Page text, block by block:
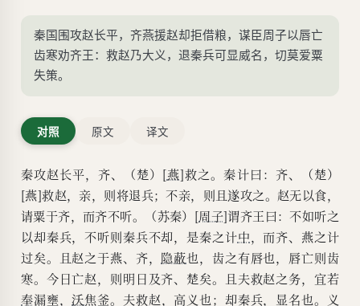
秦国围攻赵长平，齐燕援赵却拒借粮，谋臣周子以唇亡
齿寒劝齐王：救赵乃大义，退秦兵可显威名，切莫爱粟
失策。
对照 原文 译文
秦攻赵长平，齐、（楚）[燕]救之。秦计曰：齐、（楚）
[燕]救赵，亲，则将退兵；不亲，则且遂攻之。赵无以食，
请粟于齐，而齐不听。（苏秦）[周子]谓齐王曰：不如听之
以却秦兵，不听则秦兵不却，是秦之计中，而齐、燕之计
过矣。且赵之于燕、齐， 隐蔽也，齿之有唇也，唇亡则齿
寒。今日亡赵，则明日及齐、楚矣。且夫救赵之务，宜若
奉漏壅，沃焦釜。夫救赵，高义也；却秦兵，显名也。义